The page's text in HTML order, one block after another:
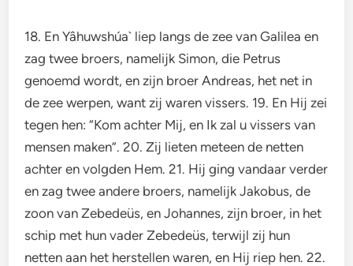
18. En Yâhuwshúa` liep langs de zee van Galilea en
zag twee broers, namelijk Simon, die Petrus
genoemd wordt, en zijn broer Andreas, het net in
de zee werpen, want zij waren vissers. 19. En Hij zei
tegen hen: “Kom achter Mij, en Ik zal u vissers van
mensen maken”. 20. Zij lieten meteen de netten
achter en volgden Hem. 21. Hij ging vandaar verder
en zag twee andere broers, namelijk Jakobus, de
zoon van Zebedeüs, en Johannes, zijn broer, in het
schip met hun vader Zebedeüs, terwijl zij hun
netten aan het herstellen waren, en Hij riep hen. 22.